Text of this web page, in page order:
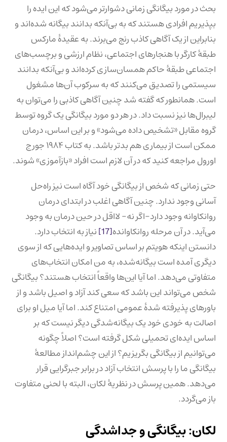
بحث در مورد بیگانگی زمانی دشوارتر می‌شود که این ایده را
بپذیریم افرادی هستند که به بی‌آنکه بدانند بیگانه شده‌اند و
بنابراین از یک آگاهی کاذب رنج می‌برند. به عقیدهٔ مارکس
طبقهٔ کارگر با هنجارهای اجتماعی، نظام ارزشی و برچسب‌های
اجتماعی طبقهٔ حاکم همسان‌سازی کرده‌اند و بی‌آنکه بدانند
سیستمی را تصدیق می‌کنند که به سرکوب آن‌ها مشغول
است. همانطور که گفته شد چنین آگاهی کاذبی را می‌توان به
لیبرال‌ها نیز نسبت داد. در هر دو مورد بیگانگی یک گروه توسط
گروه مقابل «تشخیص داده می‌شود» و بر این اساس، درمان
ممکن است از بیماری هم بدتر باشد. به کتاب ۱۹۸۴ جورج
اورول مراجعه کنید که در آن لازم است افراد «بازآموزی» شوند.
حتی زمانی که شخص از بیگانگی خود آگاه است نیز راه‌حل
آسانی وجود ندارد. چنین آگاهی اغلب در ابتدای درمان
روانکاوانه وجود دارد-اگر نه- لااقل در حین درمان به وجود
می‌آید. در آن مرحله روانکاوانده[17]
نیاز به انتخاب دارد.
دانستن اینکه هویتم بر اساس تصاویر و ایده‌هایی که از سوی
دیگری آمده است بیگانه‌شده، به من امکان انتخاب‌های
متفاوتی می‌دهد. اما آیا این‌ها واقعاً انتخاب هستند؟ بیگانگی
شخص می‌تواند این باشد که سعی کند آزاد و اصیل باشد و از
باورهای پذیرفته شدهٔ عمومی امتناع کند. اما آیا میل او برای
اصالت به خودی خود یک بیگانه‌شدگی دیگر نیست که بر
اساس ایده‌ای تحمیلی شکل گرفته است؟ اصلاً چگونه
می‌توانیم از بیگانگی بگریزیم؟ از این چشم‌انداز مطالعهٔ
بیگانگی ما را با پرسش انتخاب آزاد در برابر جبرگرایی قرار
می‌دهد. همین پرسش در نظریهٔ لکان، البته با لحنی متفاوت
باز می‌گردد.
لکان: بیگانگی و جداشدگی